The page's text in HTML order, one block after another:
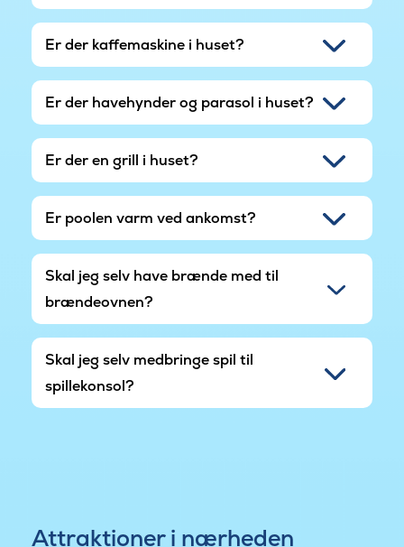
Er der kaffemaskine i huset?
Er der havehynder og parasol i huset?
Er der en grill i huset?
Er poolen varm ved ankomst?
Skal jeg selv have brænde med til
brændeovnen?
Skal jeg selv medbringe spil til
spillekonsol?
Attraktioner i nærheden